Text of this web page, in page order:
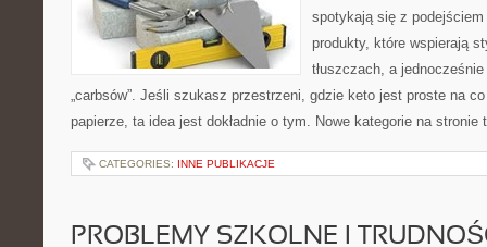
spotykają się z
produkty, które wspierają
tłuszczach, a
„carbsów”. Jeśli szukasz przestrzeni, gdzie keto jest proste na
papierze, ta idea jest dokładnie o tym. Nowe kategorie na
CATEGORIES: INNE PUBLIKACJE
PROBLEMY SZKOLNE I